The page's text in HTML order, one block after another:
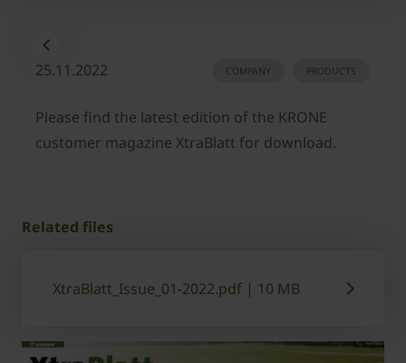
25.11.2022 PRODUCTS
COMPANY
Please find the latest edition of the KRONE
customer magazine XtraBlatt for download.
Related files
XtraBlatt_Issue_01-2022.pdf | 10 MB